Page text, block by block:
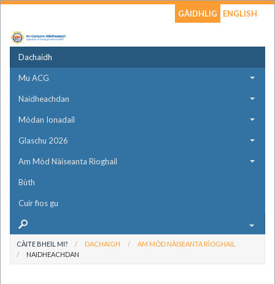
GÀIDHLIG ENGLISH
Dachaidh
Mu ACG
Naidheachdan
Mòdan Ionadail
Glaschu 2026
Am Mòd Nàiseanta Rìoghail
Bùth
Cuir fios gu
CÀITE BHEIL MI? DACHAIGH
AM MÒD NÀISEANTA RÌOGHAIL
NAIDHEACHDAN